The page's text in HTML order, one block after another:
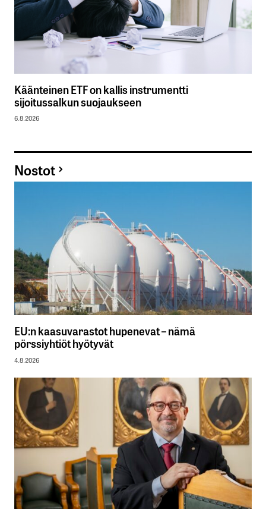
Käänteinen ETF on kallis instrumentti
sijoitussalkun suojaukseen
6.8.2026
Nostot
EU:n kaasuvarastot hupenevat – nämä
pörssiyhtiöt hyötyvät
4.8.2026